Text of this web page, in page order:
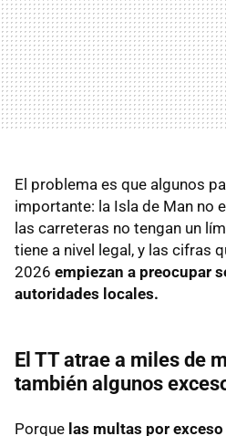
El problema es que algunos
importante: la Isla de Man no
las carreteras no tengan un
tiene a nivel legal, y las cifras
2026 empiezan a preocupar
autoridades locales.
El TT atrae a miles de
también algunos
Porque las multas por